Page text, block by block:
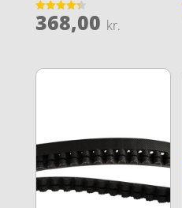
Vurderet
4.3
368,00 kr.